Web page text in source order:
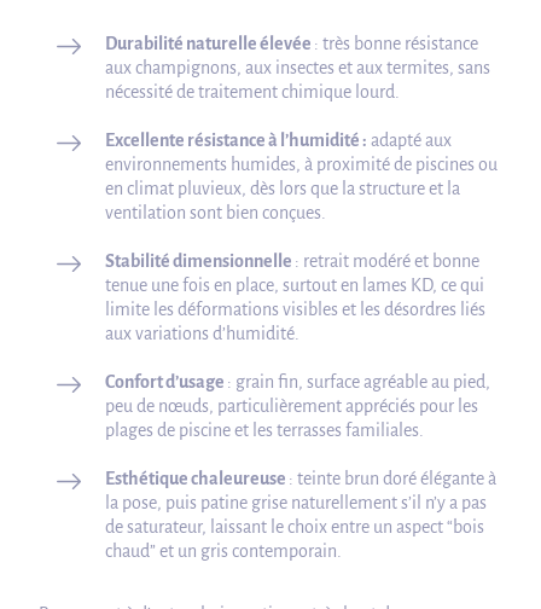
Durabilité naturelle élevée : très bonne résistance
aux champignons, aux insectes et aux termites, sans
nécessité de traitement chimique lourd.
Excellente résistance à l’humidité : adapté aux
environnements humides, à proximité de piscines ou
en climat pluvieux, dès lors que la structure et la
ventilation sont bien conçues.
Stabilité dimensionnelle : retrait modéré et bonne
tenue une fois en place, surtout en lames KD, ce qui
limite les déformations visibles et les désordres liés
aux variations d’humidité.
Confort d’usage : grain fin, surface agréable au pied,
peu de nœuds, particulièrement appréciés pour les
plages de piscine et les terrasses familiales.
Esthétique chaleureuse : teinte brun doré élégante à
la pose, puis patine grise naturellement s’il n’y a pas
de saturateur, laissant le choix entre un aspect “bois
chaud” et un gris contemporain.